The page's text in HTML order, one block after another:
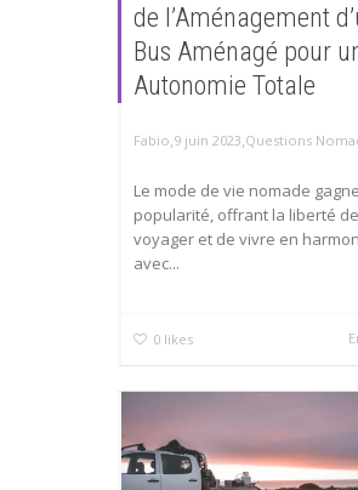
de l’Aménagement
Bus Aménagé pour
Autonomie Totale
Fabio,9 juin 2023,Questions
Le mode de vie nomade
popularité, offrant la liberté de
voyager et de vivre en
avec...
0 likes